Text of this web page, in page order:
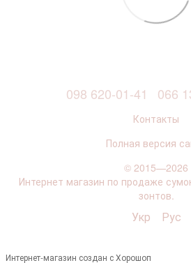
098 620-01-41 066
Контакты
Полная версия
© 2015—2026
Интернет магазин по продаже
зонтов.
Укр Рус
Интернет-магазин создан с Хорошоп